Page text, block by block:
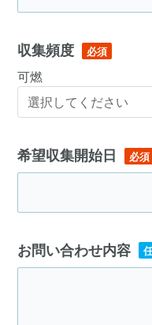
収集頻度 必須
可燃
希望収集開始日 必須
お問い合わせ内容